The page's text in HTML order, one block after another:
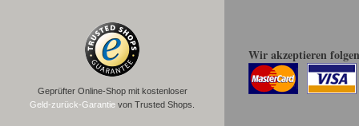
Geprüfter Online-Shop mit kostenloser
Geld-zurück-Garantie von Trusted Shops.
Wir akzeptieren